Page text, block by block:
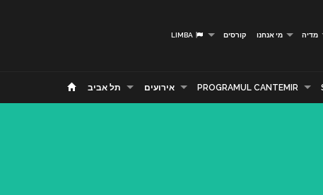
קורסים מי אנחנו מדיה
תל אביב אירועים PROGRAMUL CANTEMIR